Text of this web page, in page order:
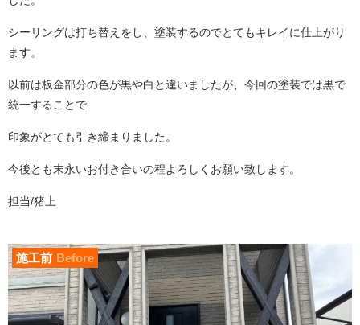
シーリングは打ち替えをし、塗装するのでとてもキレイに仕上がり
ます。
以前は板金部分の色が黒や白と違いましたが、今回の塗装では黒で
統一することで
印象がとても引き締まりました。
今後とも末永いお付き合いの程よろしくお願い致します。
担当/猪上
施工前 Before